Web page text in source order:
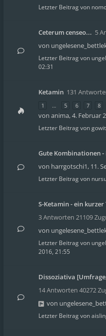
Letzter Beitrag von
Ceterum censeo... 5
von
Letzter Beitrag von
02:31
Ketamin 131
1 … 5 6 7 8
von anima,4. Februar
Letzter Beitrag von
Gute Kombinationen -
von harrgotschi1, 11.
Letzter Beitrag von
S-Ketamin - ein
3 Antworten 21109
von
Letzter Beitrag von
2016, 21:55
Dissoziativa
14 Antworten 40272
von
Letzter Beitrag von